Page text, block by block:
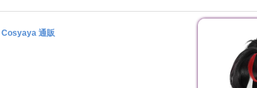
Cosyaya 通販